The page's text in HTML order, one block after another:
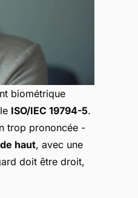
biométrique
ISO/IEC 19794-5.
trop prononcée -
haut, avec une
doit être droit,